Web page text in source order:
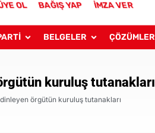
OL BAĞIŞ YAP İMZA VER
BELGELER ÇÖZÜMLER
kuruluş tutanakları
örgütün kuruluş tutanakları